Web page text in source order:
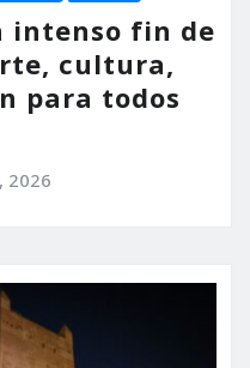
intenso fin de
cultura,
para todos
2026